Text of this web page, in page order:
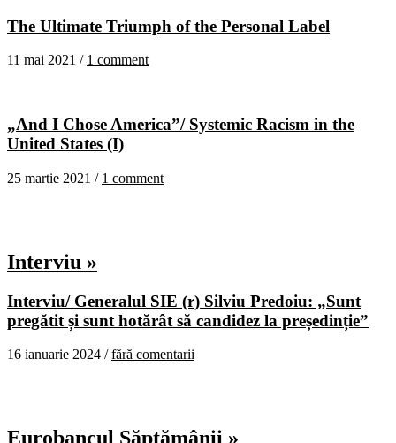
The Ultimate Triumph of the Personal Label
11 mai 2021 / 1 comment
„And I Chose America”/ Systemic Racism in the
United States (I)
25 martie 2021 / 1 comment
Interviu »
Interviu/ Generalul SIE (r) Silviu Predoiu: „Sunt
pregătit și sunt hotărât să candidez la președinție”
16 ianuarie 2024 /fără comentarii
Eurobancul Săptămânii »